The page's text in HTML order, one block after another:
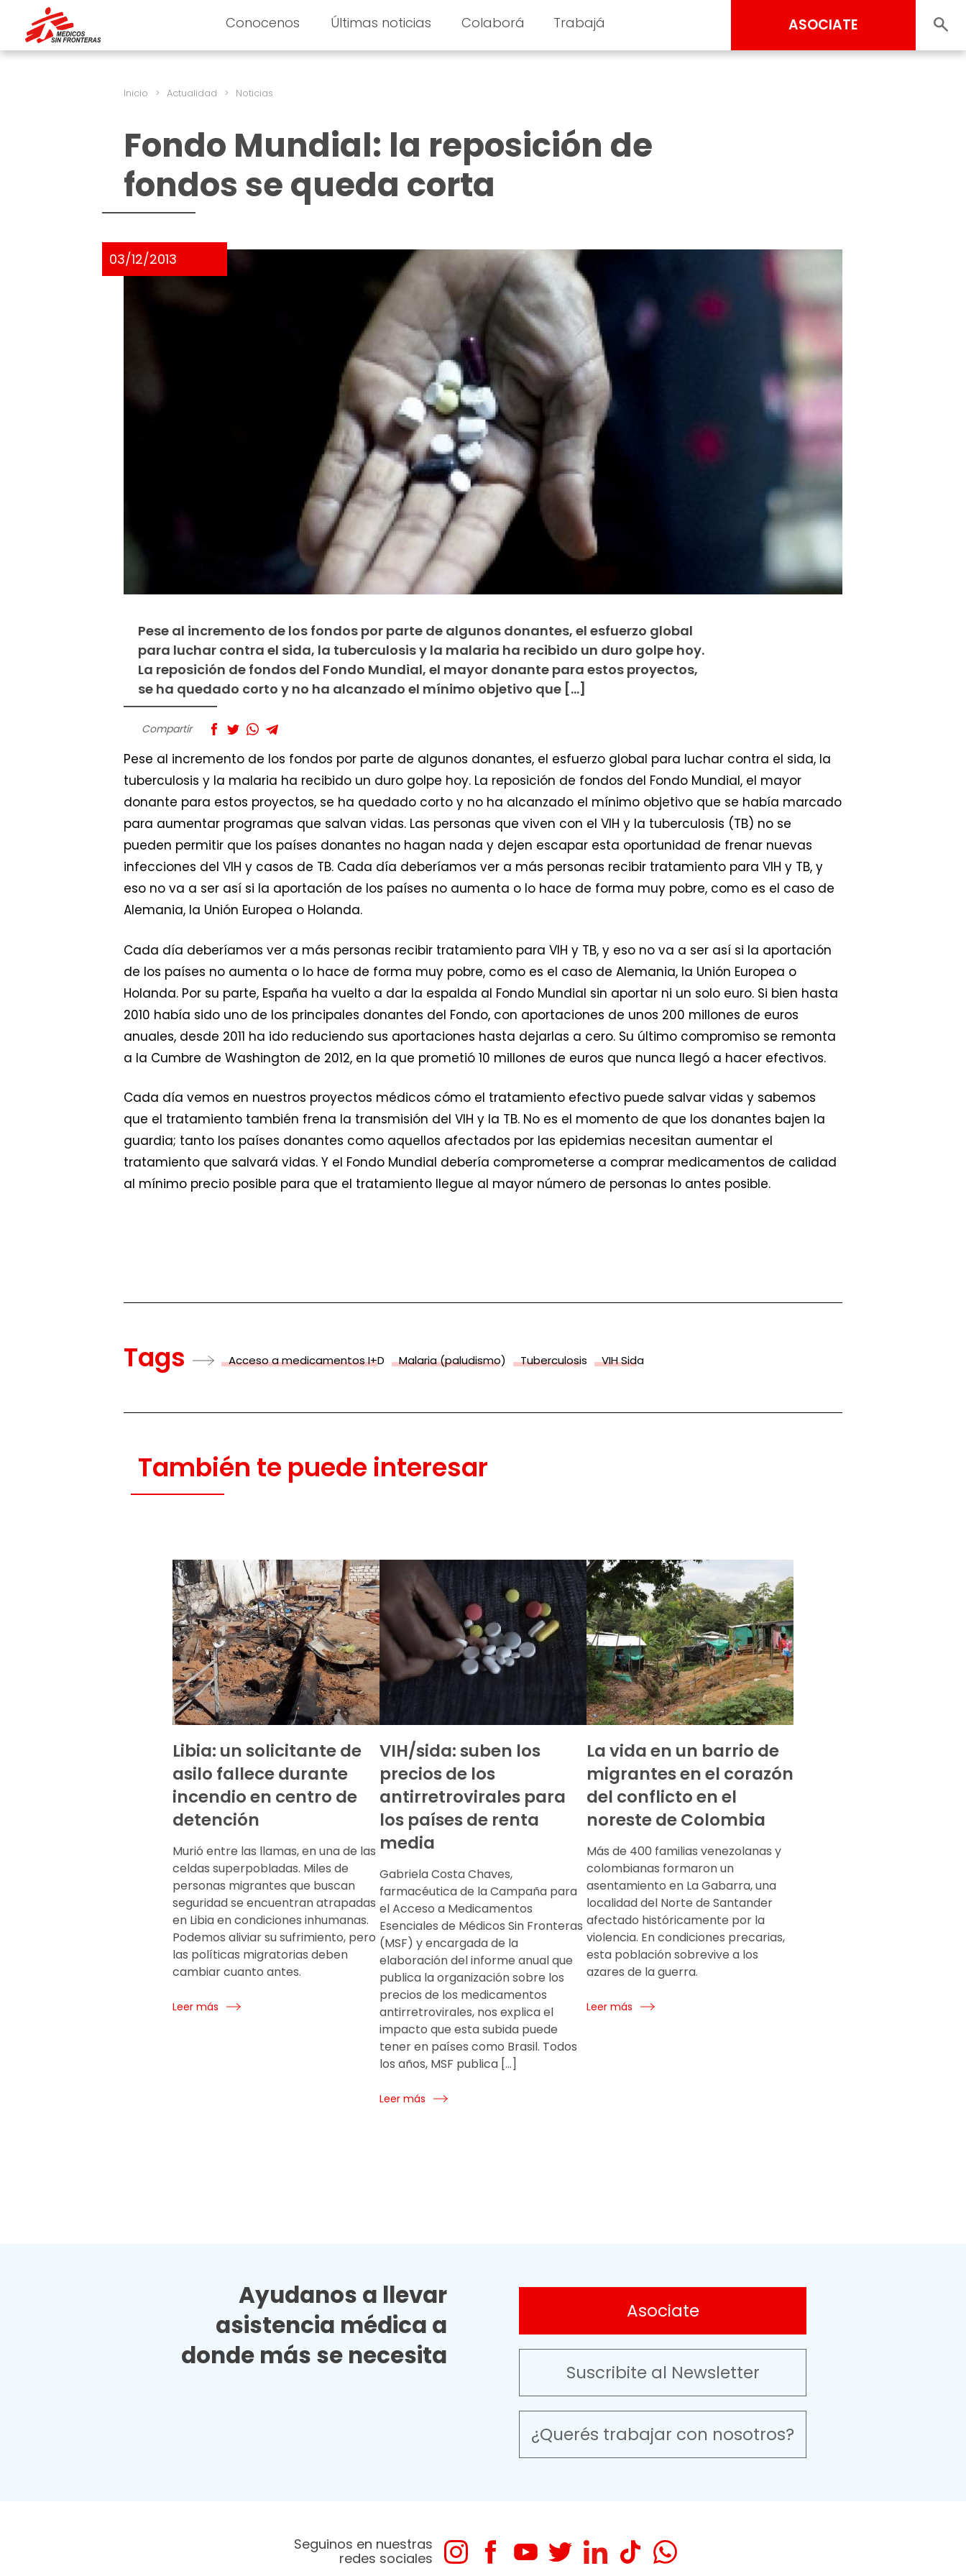
Conocenos Últimas noticias Colaborá Trabajá ASOCIATE
Inicio > Actualidad > Noticias
Fondo Mundial: la reposición de
fondos se queda corta
03/12/2013
Pese al incremento de los fondos por parte de algunos donantes, el esfuerzo global
para luchar contra el sida, la tuberculosis y la malaria ha recibido un duro golpe hoy.
La reposición de fondos del Fondo Mundial, el mayor donante para estos proyectos,
se ha quedado corto y no ha alcanzado el mínimo objetivo que […]
Compartir
Pese al incremento de los fondos por parte de algunos donantes, el esfuerzo global para luchar contra el sida, la
tuberculosis y la malaria ha recibido un duro golpe hoy. La reposición de fondos del Fondo Mundial, el mayor
donante para estos proyectos, se ha quedado corto y no ha alcanzado el mínimo objetivo que se había marcado
para aumentar programas que salvan vidas. Las personas que viven con el VIH y la tuberculosis (TB) no se
pueden permitir que los países donantes no hagan nada y dejen escapar esta oportunidad de frenar nuevas
infecciones del VIH y casos de TB. Cada día deberíamos ver a más personas recibir tratamiento para VIH y TB, y
eso no va a ser así si la aportación de los países no aumenta o lo hace de forma muy pobre, como es el caso de
Alemania, la Unión Europea o Holanda.
Cada día deberíamos ver a más personas recibir tratamiento para VIH y TB, y eso no va a ser así si la aportación
de los países no aumenta o lo hace de forma muy pobre, como es el caso de Alemania, la Unión Europea o
Holanda. Por su parte, España ha vuelto a dar la espalda al Fondo Mundial sin aportar ni un solo euro. Si bien hasta
2010 había sido uno de los principales donantes del Fondo, con aportaciones de unos 200 millones de euros
anuales, desde 2011 ha ido reduciendo sus aportaciones hasta dejarlas a cero. Su último compromiso se remonta
a la Cumbre de Washington de 2012, en la que prometió 10 millones de euros que nunca llegó a hacer efectivos.
Cada día vemos en nuestros proyectos médicos cómo el tratamiento efectivo puede salvar vidas y sabemos
que el tratamiento también frena la transmisión del VIH y la TB. No es el momento de que los donantes bajen la
guardia; tanto los países donantes como aquellos afectados por las epidemias necesitan aumentar el
tratamiento que salvará vidas. Y el Fondo Mundial debería comprometerse a comprar medicamentos de calidad
al mínimo precio posible para que el tratamiento llegue al mayor número de personas lo antes posible.
Tags Acceso a medicamentos I+D Malaria (paludismo) Tuberculosis VIH Sida
También te puede interesar
Libia: un solicitante de
asilo fallece durante
incendio en centro de
detención
Murió entre las llamas, en una de las
celdas superpobladas. Miles de
personas migrantes que buscan
seguridad se encuentran atrapadas
en Libia en condiciones inhumanas.
Podemos aliviar su sufrimiento, pero
las políticas migratorias deben
cambiar cuanto antes.
Leer más
VIH/sida: suben los
precios de los
antirretrovirales para
los países de renta
media
Gabriela Costa Chaves,
farmacéutica de la Campaña para
el Acceso a Medicamentos
Esenciales de Médicos Sin Fronteras
(MSF) y encargada de la
elaboración del informe anual que
publica la organización sobre los
precios de los medicamentos
antirretrovirales, nos explica el
impacto que esta subida puede
tener en países como Brasil. Todos
los años, MSF publica […]
Leer más
La vida en un barrio de
migrantes en el corazón
del conflicto en el
noreste de Colombia
Más de 400 familias venezolanas y
colombianas formaron un
asentamiento en La Gabarra, una
localidad del Norte de Santander
afectado históricamente por la
violencia. En condiciones precarias,
esta población sobrevive a los
azares de la guerra.
Leer más
Ayudanos a llevar
asistencia médica a
donde más se necesita
Asociate
Suscribite al Newsletter
¿Querés trabajar con nosotros?
Seguinos en nuestras
redes sociales